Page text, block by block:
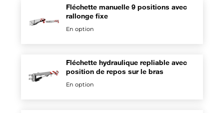
Fléchette manuelle 9 positions avec
rallonge fixe
En option
Fléchette hydraulique repliable avec
position de repos sur le bras
En option